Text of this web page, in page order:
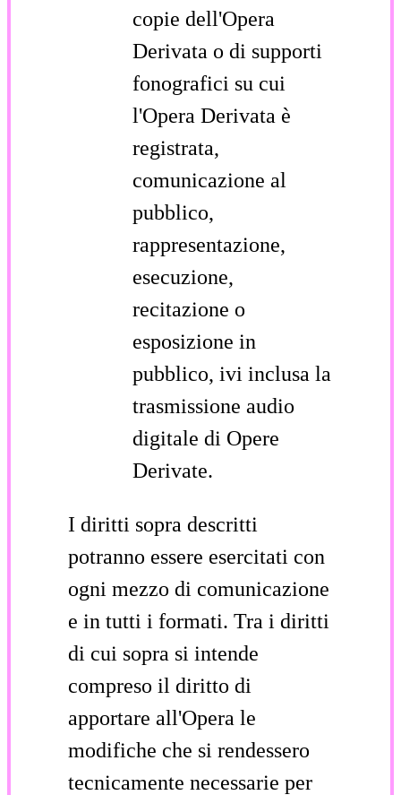
copie dell'Opera
Derivata o di supporti
fonografici su cui
l'Opera Derivata è
registrata,
comunicazione al
pubblico,
rappresentazione,
esecuzione,
recitazione o
esposizione in
pubblico, ivi inclusa la
trasmissione audio
digitale di Opere
Derivate.
I diritti sopra descritti
potranno essere esercitati con
ogni mezzo di comunicazione
e in tutti i formati. Tra i diritti
di cui sopra si intende
compreso il diritto di
apportare all'Opera le
modifiche che si rendessero
tecnicamente necessarie per